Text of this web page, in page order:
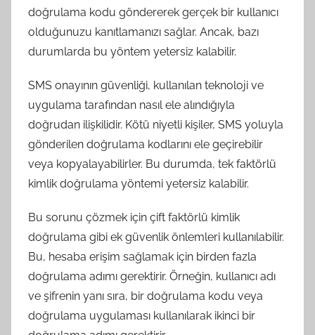
doğrulama kodu göndererek gerçek bir kullanıcı
olduğunuzu kanıtlamanızı sağlar. Ancak, bazı
durumlarda bu yöntem yetersiz kalabilir.
SMS onayının güvenliği, kullanılan teknoloji ve
uygulama tarafından nasıl ele alındığıyla
doğrudan ilişkilidir. Kötü niyetli kişiler, SMS yoluyla
gönderilen doğrulama kodlarını ele geçirebilir
veya kopyalayabilirler. Bu durumda, tek faktörlü
kimlik doğrulama yöntemi yetersiz kalabilir.
Bu sorunu çözmek için çift faktörlü kimlik
doğrulama gibi ek güvenlik önlemleri kullanılabilir.
Bu, hesaba erişim sağlamak için birden fazla
doğrulama adımı gerektirir. Örneğin, kullanıcı adı
ve şifrenin yanı sıra, bir doğrulama kodu veya
doğrulama uygulaması kullanılarak ikinci bir